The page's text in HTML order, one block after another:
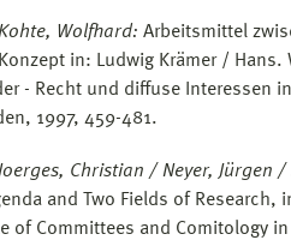
Wolfhard: Arbeitsmittel
in: Ludwig Krämer /
- Recht und diffuse Interessen
1997, 459-481.
Christian / Neyer, Jürgen
and Two Fields of
of Committees and Comitology